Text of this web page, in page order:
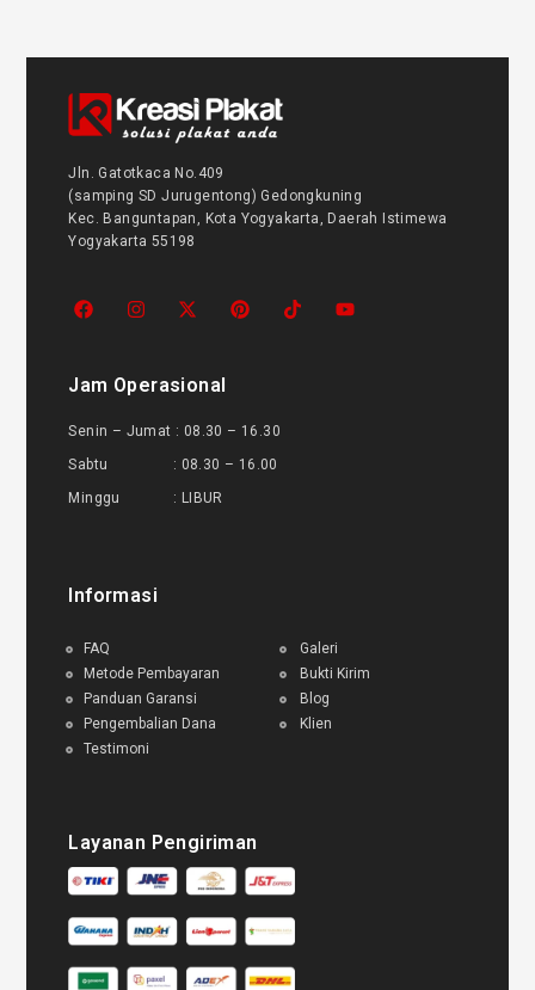
Jln. Gatotkaca No.409
(samping SD Jurugentong) Gedongkuning
Kec. Banguntapan, Kota Yogyakarta, Daerah Istimewa
Yogyakarta 55198
Jam Operasional
Senin – Jumat : 08.30 – 16.30
Sabtu : 08.30 – 16.00
Minggu : LIBUR
Informasi
FAQ
Metode Pembayaran
Panduan Garansi
Pengembalian Dana
Testimoni
Galeri
Bukti Kirim
Blog
Klien
Layanan Pengiriman